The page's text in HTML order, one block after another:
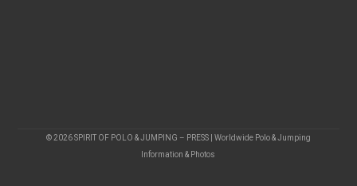
© 2026 SPIRIT OF POLO & JUMPING – PRESS | Worldwide Polo & Jumping
Information & Photos